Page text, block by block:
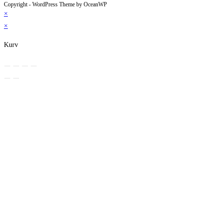
Copyright - WordPress Theme by OceanWP
×
×
Kurv